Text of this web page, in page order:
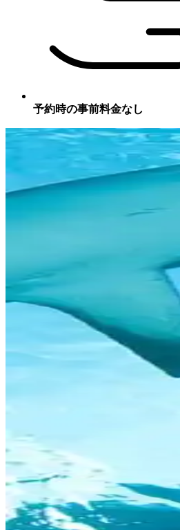
予約時の事前料金なし